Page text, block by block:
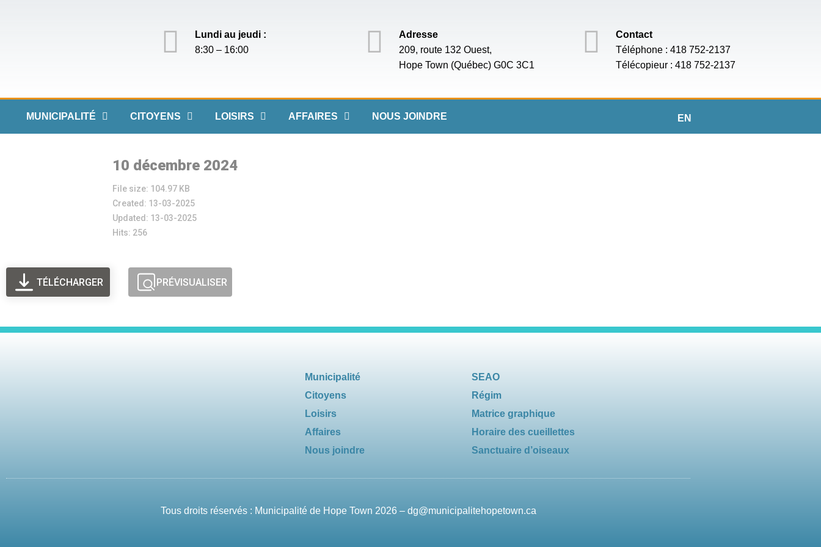
Lundi au jeudi :
8:30 – 16:00
Adresse
209, route 132 Ouest,
Hope Town (Québec) G0C 3C1
Contact
Téléphone : 418 752-2137
Télécopieur : 418 752-2137
MUNICIPALITÉ CITOYENS LOISIRS AFFAIRES NOUS JOINDRE EN
10 décembre 2024
File size: 104.97 KB
Created: 13-03-2025
Updated: 13-03-2025
Hits: 256
TÉLÉCHARGER PRÉVISUALISER
Municipalité
Citoyens
Loisirs
Affaires
Nous joindre
SEAO
Régim
Matrice graphique
Horaire des cueillettes
Sanctuaire d’oiseaux
Tous droits réservés : Municipalité de Hope Town 2026 – dg@municipalitehopetown.ca